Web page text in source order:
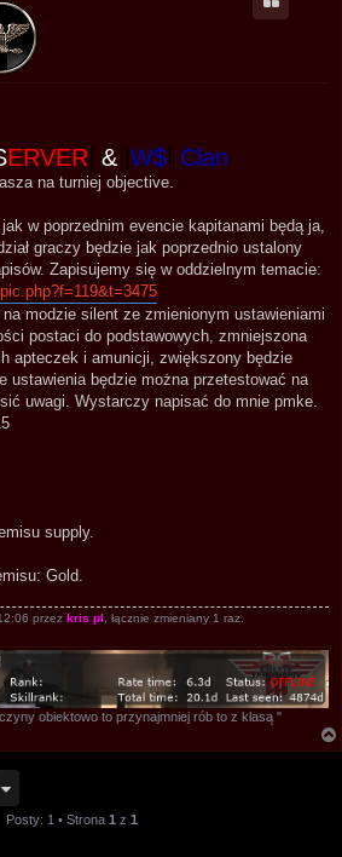
ERVER & W$| Clan
na turniej objective.
w poprzednim evencie kapitanami będą ja,
graczy będzie jak poprzednio ustalony
Zapisujemy się w oddzielnym temacie:
na modzie silent ze zmienionym ustawieniami
postaci do podstawowych, zmniejszona
apteczek i amunicji, zwiększony będzie
ustawienia będzie można przetestować na
uwagi. Wystarczy napisać do mnie pmke.
supply.
Gold.
przez kris pl , łącznie zmieniany 1 raz.
obiektowo to przynajmniej rób to z klasą "
Posty: 1 • Strona 1z 1